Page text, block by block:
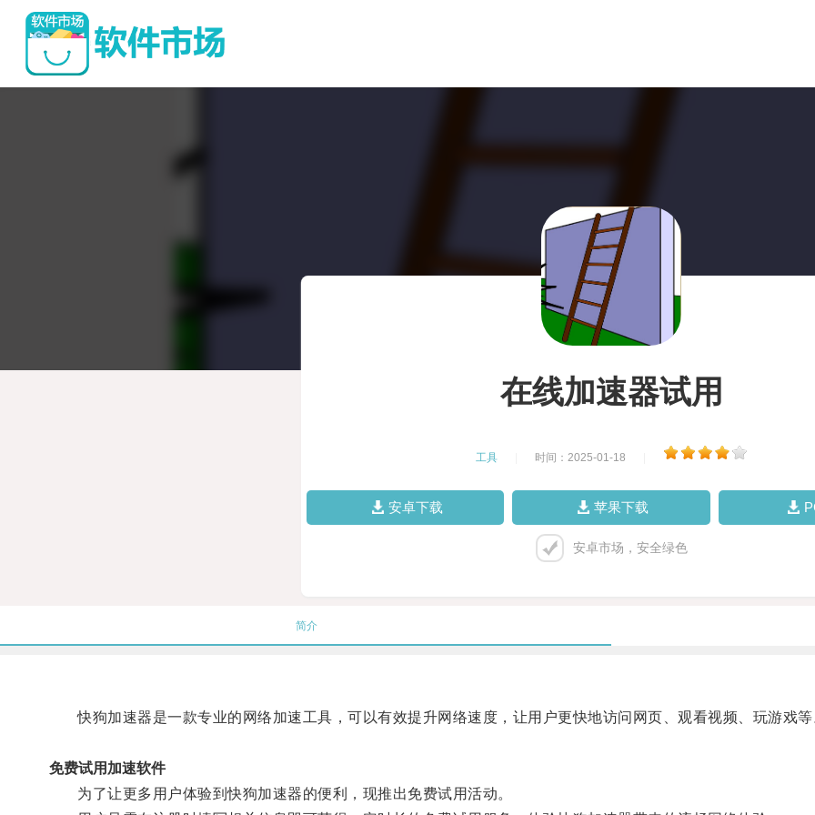
在线加速器试用
工具 时间：2025-01-18
安卓下载 苹果下载
安卓市场，安全绿色
简介
快狗加速器是一款专业的网络加速工具，可以有效提升网络速度，让用户更快地访问网页、观看视频、玩游戏等
免费试用加速软件
为了让更多用户体验到快狗加速器的便利，现推出免费试用活动。